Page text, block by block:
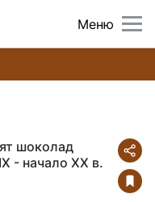
Меню
шоколад
- начало ХХ в.